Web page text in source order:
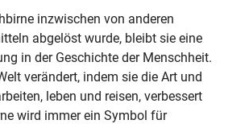
inzwischen von anderen
abgelöst wurde, bleibt sie eine
in der Geschichte der Menschheit.
verändert, indem sie die Art und
leben und reisen, verbessert
wird immer ein Symbol für